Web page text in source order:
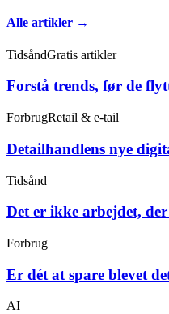
Alle artikler →
TidsåndGratis artikler
Forstå trends, før de
ForbrugRetail & e-tail
Detailhandlens nye
Tidsånd
Det er ikke arbejdet,
Forbrug
Er dét at spare blevet
AI